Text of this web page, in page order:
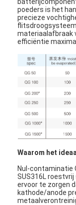
poeders is het
precieze
materiaalafbraak
efficiëntie
Waarom het
Nul-contaminatie
SUS316L
ervoor te zorgen
kathode/anode